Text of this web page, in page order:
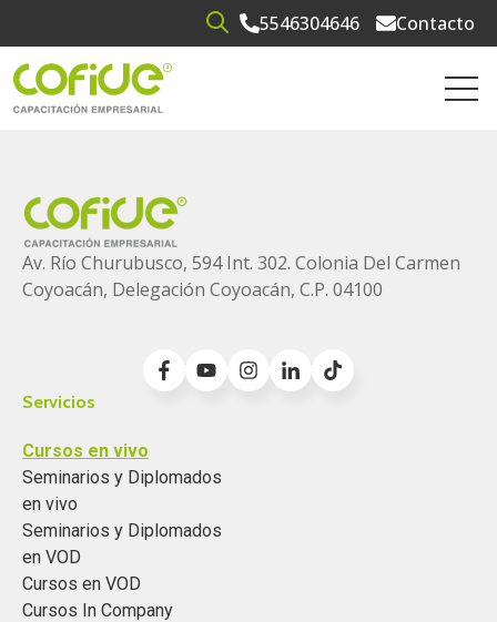
Open search5546304646 Contacto
Av. Río Churubusco, 594 Int. 302. Colonia Del Carmen
Coyoacán, Delegación Coyoacán, C.P. 04100
Servicios
Cursos en vivo
Seminarios y Diplomados
en vivo
Seminarios y Diplomados
en VOD
Cursos en VOD
Cursos In Company